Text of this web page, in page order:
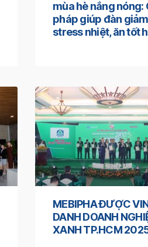
mùa hè nắng nóng:
pháp giúp đàn giảm
stress nhiệt, ăn tốt
MEBIPHA ĐƯỢC
DANH DOANH
XANH TP.HCM